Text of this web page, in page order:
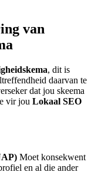
van
, dit is
daarvan te
dat jou skeema
vir jou Lokaal SEO
Moet konsekwent
en al die ander